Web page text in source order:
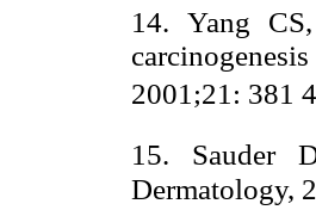
14. Yang
2001;21: 381
15. Sauder
Dermatology,